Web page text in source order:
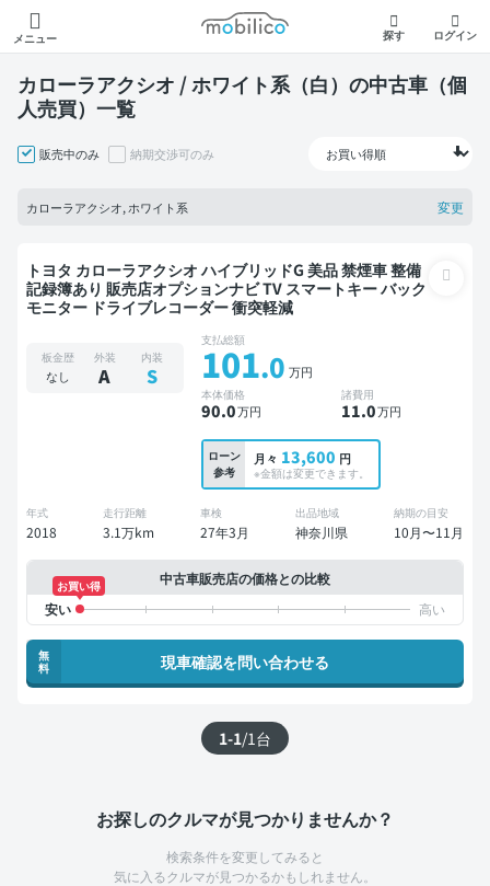
メニュー
モビリコ
探す ログイン
カローラアクシオ / ホワイト系（白）の中古車（個
人売買）一覧
販売中のみ 納期交渉可のみ
カローラアクシオ, ホワイト系 変更
トヨタ カローラアクシオ ハイブリッドG 美品 禁煙車 整備
記録簿あり 販売店オプションナビ TV スマートキー バック
モニター ドライブレコーダー 衝突軽減
板金歴
なし
外装
A
内装
S
支払総額
101.0 万円
本体価格
90.0万円
諸費用
11.0万円
ローン
参考
月々 13,600 円
※金額は変更できます。
年式
2018
走行距離
3.1万km
車検
27年3月
出品地域
神奈川県
納期の目安
10月〜11月
中古車販売店の価格との比較
お買い得
無
料
現車確認を問い合わせる
1-1/1台
お探しのクルマが見つかりませんか？
検索条件を変更してみると
気に入るクルマが見つかるかもしれません。